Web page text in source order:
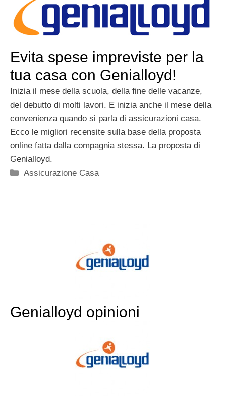
Evita spese impreviste per la
tua casa con Genialloyd!
Inizia il mese della scuola, della fine delle vacanze,
del debutto di molti lavori. E inizia anche il mese della
convenienza quando si parla di assicurazioni casa.
Ecco le migliori recensite sulla base della proposta
online fatta dalla compagnia stessa. La proposta di
Genialloyd.
Categorie
Assicurazione Casa
Genialloyd opinioni